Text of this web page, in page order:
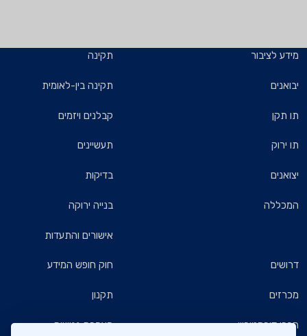
מידע לציבור
יבואנים
תו תקן
תו ירוק
יצואנים
המכללה
תקינה
תקינה בין-לאומית
קבלנים ויזמים
תעשיינים
בדיקות
בנייה ירוקה
אישורים והתעדות
דרושים
מכרזים
חברי דירקטוריון
חוק חופש המידע
תקנון
הצהרת נגישות